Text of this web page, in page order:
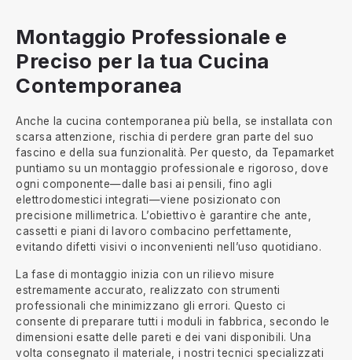
Montaggio Professionale e
Preciso per la tua Cucina
Contemporanea
Anche la cucina contemporanea più bella, se installata con
scarsa attenzione, rischia di perdere gran parte del suo
fascino e della sua funzionalità. Per questo, da Tepamarket
puntiamo su un montaggio professionale e rigoroso, dove
ogni componente—dalle basi ai pensili, fino agli
elettrodomestici integrati—viene posizionato con
precisione millimetrica. L’obiettivo è garantire che ante,
cassetti e piani di lavoro combacino perfettamente,
evitando difetti visivi o inconvenienti nell’uso quotidiano.
La fase di montaggio inizia con un rilievo misure
estremamente accurato, realizzato con strumenti
professionali che minimizzano gli errori. Questo ci
consente di preparare tutti i moduli in fabbrica, secondo le
dimensioni esatte delle pareti e dei vani disponibili. Una
volta consegnato il materiale, i nostri tecnici specializzati